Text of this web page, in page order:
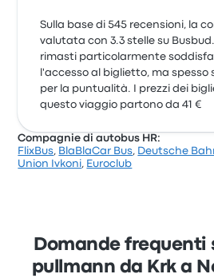
Sulla base di 545 recensioni, la
valutata con 3.3 stelle su
rimasti particolarmente
l'accesso al biglietto, ma spesso
per la puntualità. I prezzi dei
questo viaggio partono da 41 €
Compagnie di autobus HR:
FlixBus, BlaBlaCar Bus, Deutsche
Union Ivkoni, Euroclub
Domande frequenti
pullmann da Krk a